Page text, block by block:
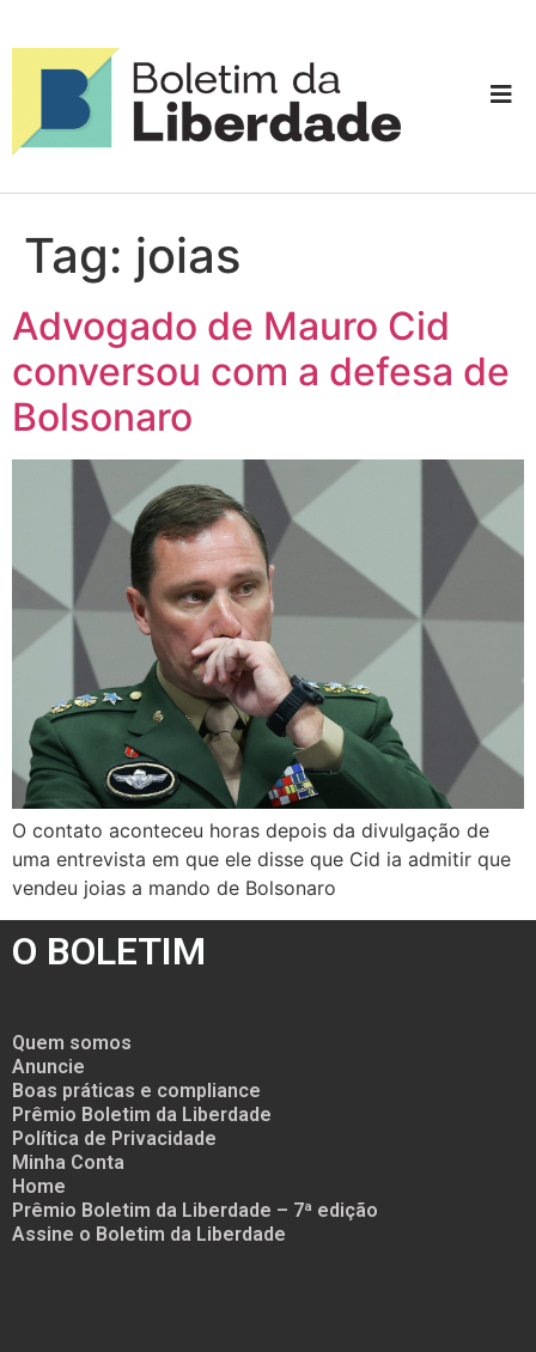
Tag: joias
Advogado de Mauro Cid
conversou com a defesa de
Bolsonaro
O contato aconteceu horas depois da divulgação de
uma entrevista em que ele disse que Cid ia admitir que
vendeu joias a mando de Bolsonaro
O BOLETIM
Quem somos
Anuncie
Boas práticas e compliance
Prêmio Boletim da Liberdade
Política de Privacidade
Minha Conta
Home
Prêmio Boletim da Liberdade – 7ª edição
Assine o Boletim da Liberdade